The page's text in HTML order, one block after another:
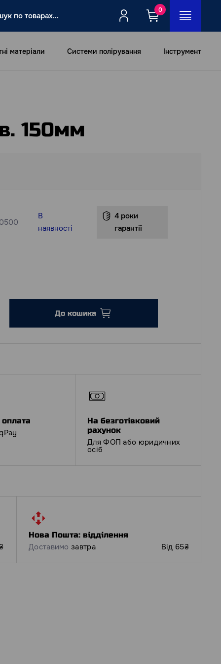
0
матеріали Системи полірування Інструмент
150мм
В
наявності
4 роки
гарантії
До кошика
На безготівковий
рахунок
Для ФОП або юридичних
осіб
Нова Пошта: відділення
Доставимо завтра Від 65₴